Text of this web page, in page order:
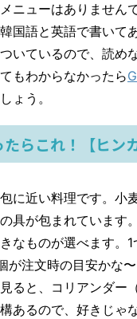
ニューはありません
国語と英語で書いて
いているので、読め
もわからなかったら
ょう。
らこれ！【ヒンカ
に近い料理です。小
具が包まれています
なものが選べます。1
が注文時の目安かな
ると、コリアンダー
あるので、好きじゃ